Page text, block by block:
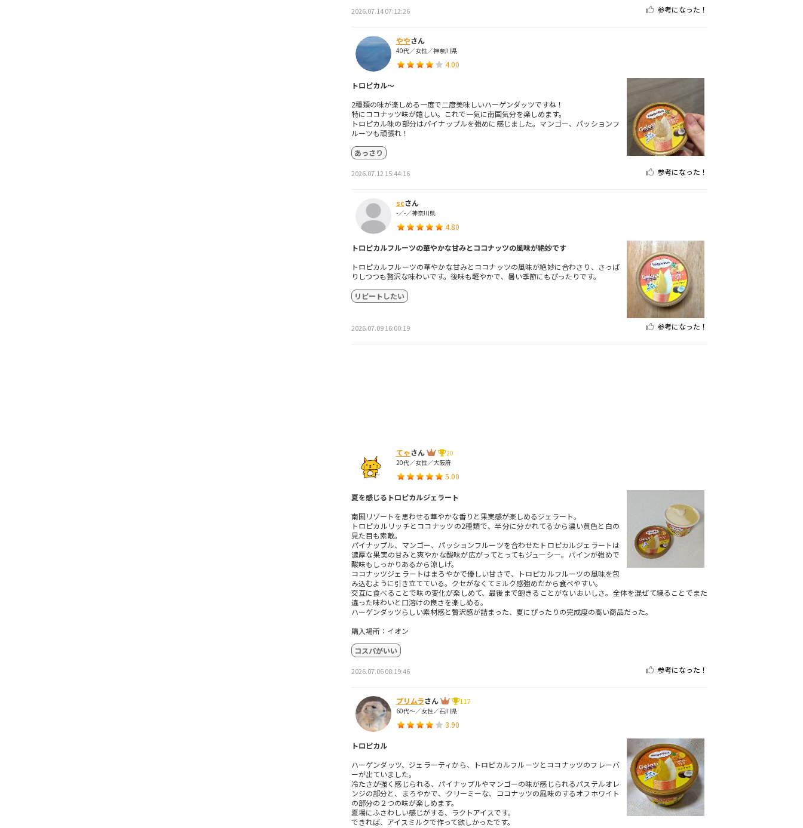
2026.07.14 07:12:26 参考になった！
ややさん
40代／女性／神奈川県
4.00
トロピカル～
2種類の味が楽しめる一度で二度美味しいハーゲンダッツですね！
特にココナッツ味が嬉しい。これで一気に南国気分を楽しめます。
トロピカル味の部分はパイナップルを強めに感じました。マンゴー、パッションフ
ルーツも頑張れ！
あっさり
2026.07.12 15:44:16 参考になった！
scさん
-／-／神奈川県
4.80
トロピカルフルーツの華やかな甘みとココナッツの風味が絶妙です
トロピカルフルーツの華やかな甘みとココナッツの風味が絶妙に合わさり、さっぱ
りしつつも贅沢な味わいです。後味も軽やかで、暑い季節にもぴったりです。
リピートしたい
2026.07.09 16:00:19 参考になった！
てゃさん
20
20代／女性／大阪府
5.00
夏を感じるトロピカルジェラート
南国リゾートを思わせる華やかな香りと果実感が楽しめるジェラート。
トロピカルリッチとココナッツの2種類で、半分に分かれてるから濃い黄色と白の
見た目も素敵。
パイナップル、マンゴー、パッションフルーツを合わせたトロピカルジェラートは
濃厚な果実の甘みと爽やかな酸味が広がってとってもジューシー。パインが強めで
酸味もしっかりあるから涼しげ。
ココナッツジェラートはまろやかで優しい甘さで、トロピカルフルーツの風味を包
み込むように引き立てている。クセがなくてミルク感強めだから食べやすい。
交互に食べることで味の変化が楽しめて、最後まで飽きることがないおいしさ。全体を混ぜて練ることでまた
違った味わいと口溶けの良さを楽しめる。
ハーゲンダッツらしい素材感と贅沢感が詰まった、夏にぴったりの完成度の高い商品だった。
購入場所：イオン
コスパがいい
2026.07.06 08:19:46 参考になった！
プリムラさん
117
60代～／女性／石川県
3.90
トロピカル
ハーゲンダッツ、ジェラーティから、トロピカルフルーツとココナッツのフレーバ
ーが出ていました。
冷たさが強く感じられる、パイナップルやマンゴーの味が感じられるパステルオレ
ンジの部分と、まろやかで、クリーミーな、ココナッツの風味のするオフホワイト
の部分の２つの味が楽しめます。
夏場にふさわしい感じがする、ラクトアイスです。
できれば、アイスミルクで作って欲しかったです。